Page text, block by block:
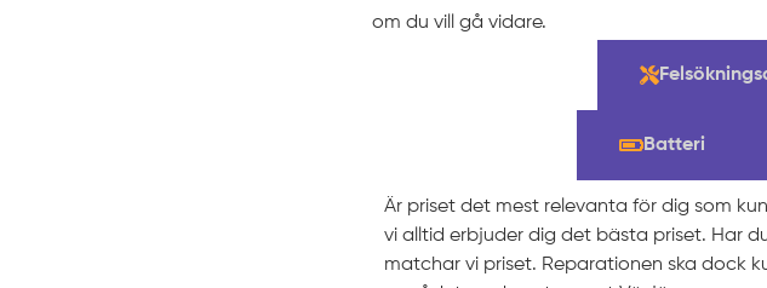
om du vill gå vidare.
Batteri
Är priset det mest relevanta för dig som
vi alltid erbjuder dig det bästa priset. Har
matchar vi priset. Reparationen ska dock